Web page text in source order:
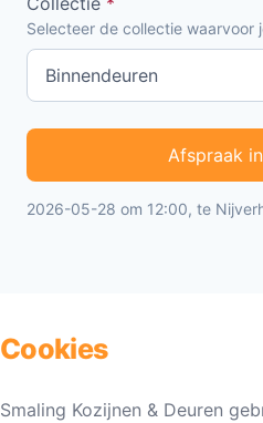
Selecteer de collectie waarvoor
Afspraak
2026-05-28 om 12:00, te
Cookies
Smaling Kozijnen & Deuren